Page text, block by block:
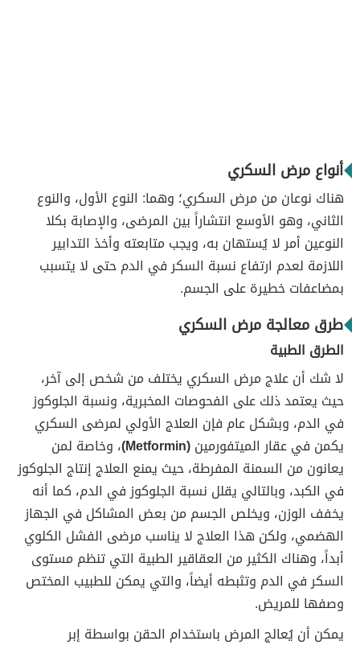
أنواع مرض السكري
هناك نوعان من مرض السكري؛ وهما: النوع الأول، والنوع
الثاني، وهو الأوسع انتشاراً بين المرضى، والإصابة بكلا
النوعين أمر لا يُستهان به، ويجب متابعته وأخذ التدابير
اللازمة لعدم ارتفاع نسبة السكر في الدم حتى لا يتسبب
بمضاعفات خطيرة على الجسم.
طرق معالجة مرض السكري
الطرق الطبية
لا شك أن علاج مرض السكري يختلف من شخص إلى آخر،
حيث يعتمد ذلك على الفحوصات المخبرية، ونسبة الجلوكوز
في الدم، وبشكل عام فإن العلاج الأولي لمرضى السكري
يكمن في عقار الميتفورمين(Metformin)
، وخاصة لمن
يعانون من السمنة المفرطة، حيث يمنع العلاج إنتاج الجلوكوز
في الكبد، وبالتالي يقلل نسبة الجلوكوز في الدم، كما أنه
يخفف الوزن، ويخلص الجسم من بعض المشاكل في الجهاز
الهضمي، ولكن هذا العلاج لا يناسب مرضى الفشل الكلوي
أبداً، وهناك الكثير من العقاقير الطبية التي تنظم مستوى
السكر في الدم وتثبطه أيضاً، والتي يمكن للطبيب المختص
وصفها للمريض.
يمكن أن يُعالج المرض باستخدام الحقن بواسطة إبر